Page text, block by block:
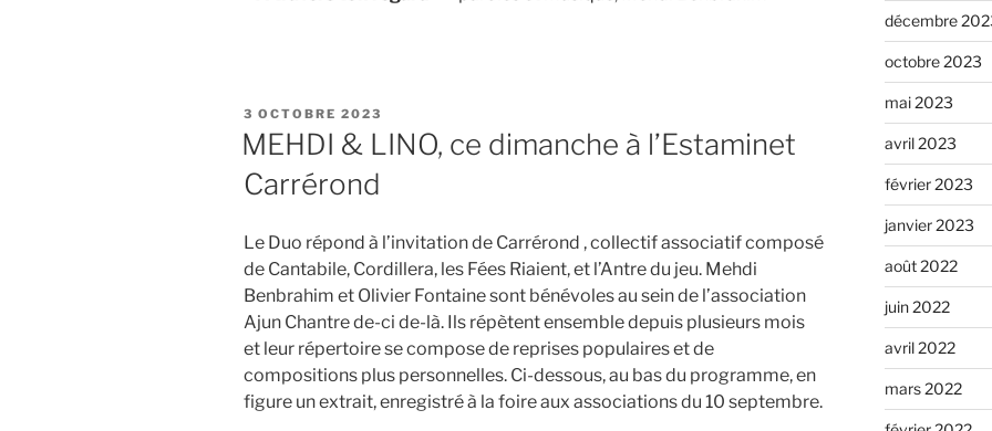
PUBLIÉ
LE
3 OCTOBRE 2023
MEHDI & LINO, ce dimanche à l’Estaminet
Carrérond
Le Duo répond à l’invitation de Carrérond , collectif associatif composé
de Cantabile, Cordillera, les Fées Riaient, et l’Antre du jeu. Mehdi
Benbrahim et Olivier Fontaine sont bénévoles au sein de l’association
Ajun Chantre de-ci de-là. Ils répètent ensemble depuis plusieurs mois
et leur répertoire se compose de reprises populaires et de
compositions plus personnelles. Ci-dessous, au bas du programme, en
figure un extrait, enregistré à la foire aux associations du 10 septembre.
décembre
octobre 2023
mai 2023
avril 2023
février 2023
janvier 2023
août 2022
juin 2022
avril 2022
mars 2022